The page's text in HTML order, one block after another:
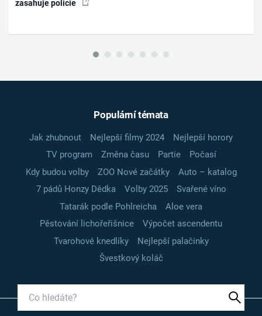
zasahuje policie
Populární témata
Jak zhubnout Nejlepší filmy 2024
Nejlepší horory
TV program
Změna času Partie
Počasí
Kdy budou volby
ZOO Nové začátky
Auto – katalog
7 pádů Honzy Dědka
Volby 2025
Svařené víno
Tatarák podle Pohlreicha
Aloe vera
Pěstování lichořeřišnice
Výpočet ascendentu
Tvarohové knedlíky
Nejlepší palačinky
Švestkový koláč